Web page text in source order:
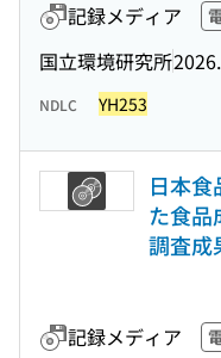
記録メディア
国立環境研究所
NDLC YH253
日本
た食品
調査成
記録メディア